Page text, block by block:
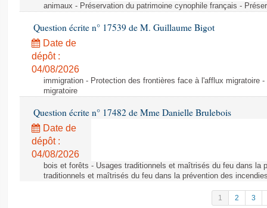
animaux - Préservation du patrimoine cynophile français -
Question écrite n° 17539 de M. Guillaume Bigot
Date de
dépôt :
04/08/2026
immigration - Protection des frontières face à l'afflux migratoire
migratoire
Question écrite n° 17482 de Mme Danielle Brulebois
Date de
dépôt :
04/08/2026
bois et forêts - Usages traditionnels et maîtrisés du feu dans la
traditionnels et maîtrisés du feu dans la prévention des
1 2 3